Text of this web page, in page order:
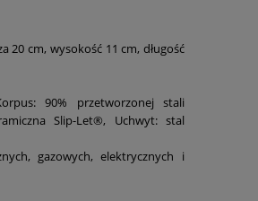
20 cm, wysokość 11 cm, długość
90% przetworzonej stali
Slip-Let®, Uchwyt: stal
gazowych, elektrycznych i